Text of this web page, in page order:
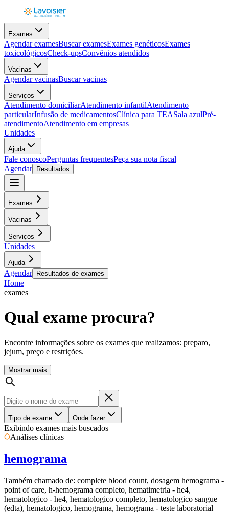
Exames
Agendar examesBuscar examesExames genéticosExames
toxicológicosCheck-upsConvênios atendidos
Vacinas
Agendar vacinasBuscar vacinas
Serviços
Atendimento domiciliarAtendimento infantilAtendimento
particularInfusão de medicamentosClínica para TEASala azulPré-
atendimentoAtendimento em empresas
Unidades
Ajuda
Fale conoscoPerguntas frequentesPeça sua nota fiscal
Agendar
Resultados
Exames
Vacinas
Serviços
Unidades
Ajuda
Agendar Resultados de exames
Home
exames
Qual exame procura?
Encontre informações sobre os exames que realizamos: preparo,
jejum, preço e restrições.
Mostrar mais
Tipo de exame Onde fazer
Exibindo exames mais buscados
Análises clínicas
hemograma
Também chamado de: complete blood count, dosagem hemograma -
point of care, h-hemograma completo, hematimetria - he4,
hematologico - he4, hematologico completo, hematologico sangue
(edta), hematologico, hemograma, hemograma - teste laboratorial